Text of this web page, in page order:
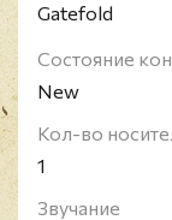
Gatefold
Состояние
New
Кол-во
1
Звучание